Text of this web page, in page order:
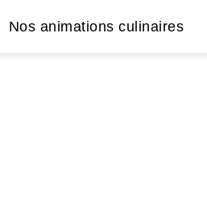
Nos animations culinaires